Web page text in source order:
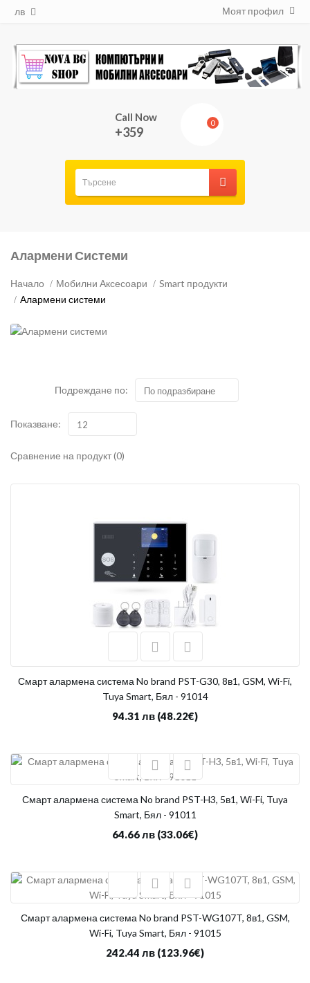
лв Моят профил
Call Now
+359
0
Алармени Системи
Начало Мобилни Аксесоари
Smart продукти
Алармени системи
Подреждане по: По подразбиране
Показване: 12
Сравнение на продукт (0)
Смарт алармена система No brand PST-G30, 8в1, GSM, Wi-Fi,
Tuya Smart, Бял - 91014
94.31 лв (48.22€)
Смарт алармена система No brand PST-H3, 5в1, Wi-Fi, Tuya
Smart, Бял - 91011
64.66 лв (33.06€)
Смарт алармена система No brand PST-WG107T, 8в1, GSM,
Wi-Fi, Tuya Smart, Бял - 91015
242.44 лв (123.96€)